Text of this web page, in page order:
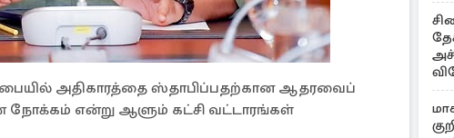
அதிகாரத்தை ஸ்தாபிப்பதற்கான ஆதரவைப்
நோக்கம் என்று ஆளும் கட்சி வட்டாரங்கள்